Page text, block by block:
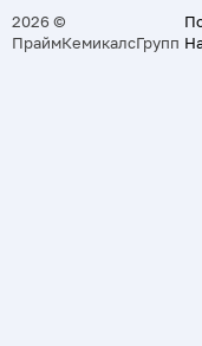
2026 ©
ПраймКемикалсГрупп